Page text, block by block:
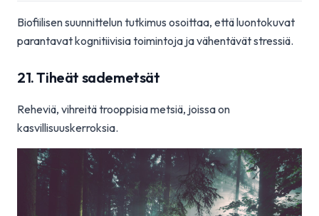
Biofiilisen suunnittelun tutkimus osoittaa, että luontokuvat
parantavat kognitiivisia toimintoja ja vähentävät stressiä.
21. Tiheät sademetsät
Reheviä, vihreitä trooppisia metsiä, joissa on
kasvillisuuskerroksia.